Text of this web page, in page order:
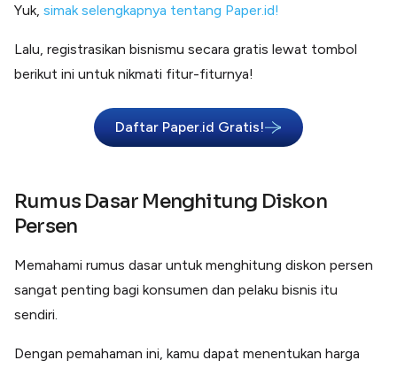
Yuk, simak selengkapnya tentang Paper.id!
Lalu, registrasikan bisnismu secara gratis lewat tombol
berikut ini untuk nikmati fitur-fiturnya!
Daftar Paper.id Gratis!
Rumus Dasar Menghitung Diskon
Persen
Memahami rumus dasar untuk menghitung diskon persen
sangat penting bagi konsumen dan pelaku bisnis itu
sendiri.
Dengan pemahaman ini, kamu dapat menentukan harga